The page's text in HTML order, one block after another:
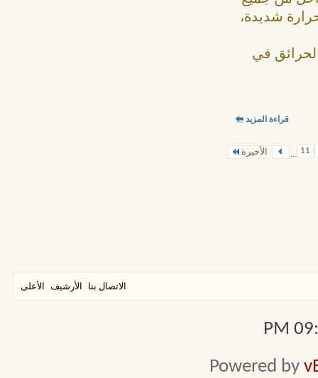
شديدة،
في
قراءة المزيد
11 الأخيرة
الاتصال بنا الأرشيف الأعلى
Powered by